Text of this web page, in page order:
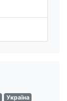
Україна